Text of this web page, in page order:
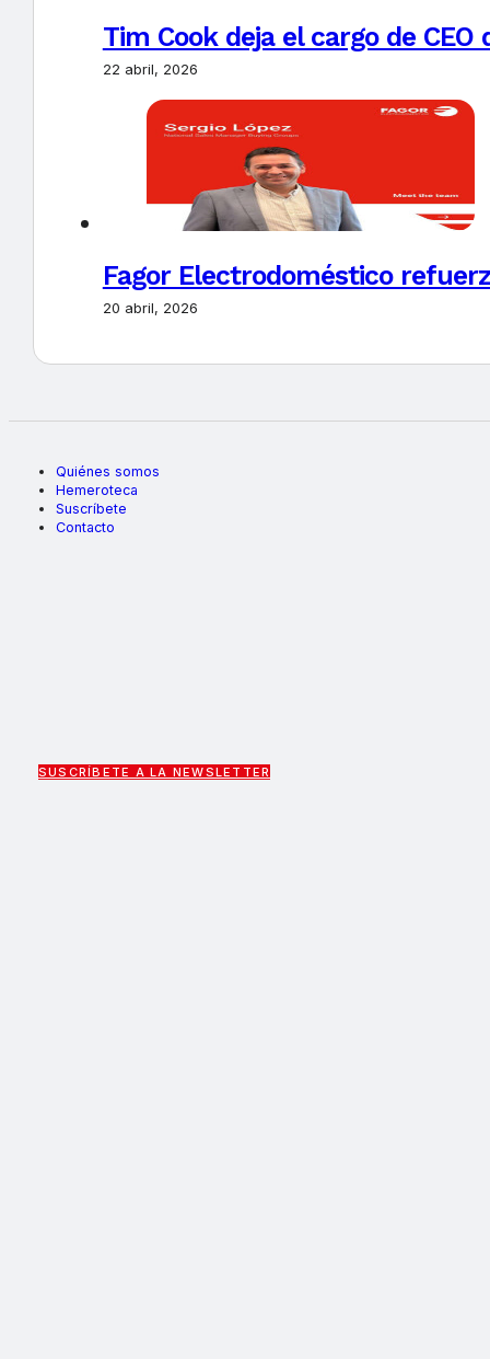
Tim Cook deja el cargo de
22 abril, 2026
Fagor Electrodoméstico
20 abril, 2026
Quiénes somos
Hemeroteca
Suscríbete
Contacto
SUSCRÍBETE A LA NEWSLETTER